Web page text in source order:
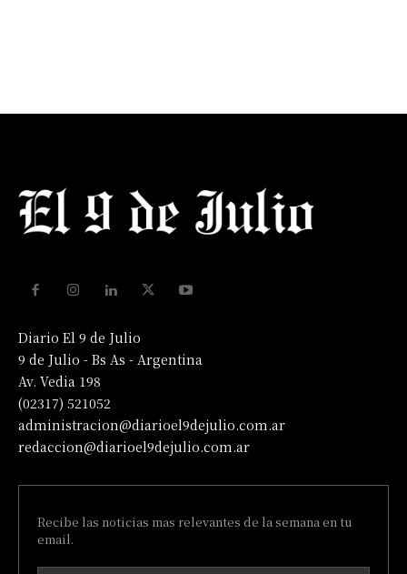
Diario El 9 de Julio
9 de Julio - Bs As - Argentina
Av. Vedia 198
(02317) 521052
administracion@diarioel9dejulio.com.ar
redaccion@diarioel9dejulio.com.ar
Recibe las noticias mas relevantes de la semana en tu
email.